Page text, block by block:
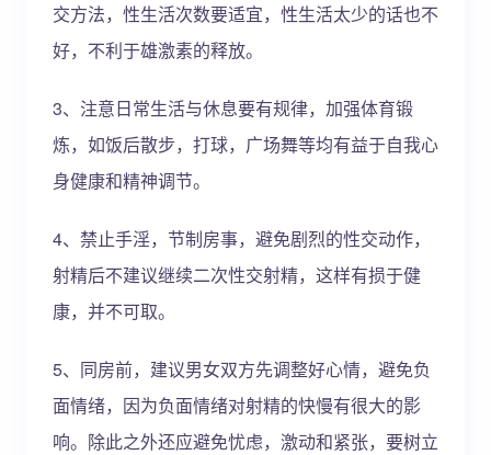
交方法，性生活次数要适宜，性生活太少的话也不
好，不利于雄激素的释放。
3、注意日常生活与休息要有规律，加强体育锻
炼，如饭后散步，打球，广场舞等均有益于自我心
身健康和精神调节。
4、禁止手淫，节制房事，避免剧烈的性交动作，
射精后不建议继续二次性交射精，这样有损于健
康，并不可取。
5、同房前，建议男女双方先调整好心情，避免负
面情绪，因为负面情绪对射精的快慢有很大的影
响。除此之外还应避免忧虑，激动和紧张，要树立